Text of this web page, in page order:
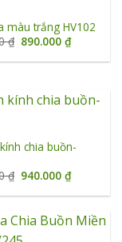
màu trắng HV102
₫ Giá
gốc
là:
890.000₫Giá
tại
chia buồn-
₫ Giá
gốc
là:
940.000₫Giá
tại
940.000